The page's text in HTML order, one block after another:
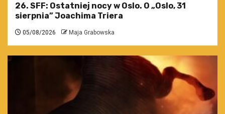
26. SFF: Ostatniej nocy w Oslo. O „Oslo, 31
sierpnia” Joachima Triera
05/08/2026 Maja Grabowska